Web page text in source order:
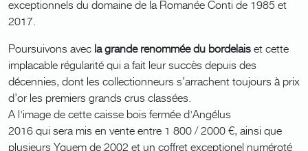
exceptionnels du domaine de la Romanée Conti de 1985 et
2017.
Poursuivons avec la grande renommée du bordelaisetcette
implacable régularité qui a fait leur succès depuis des
décennies, dont les collectionneurs s’arrachent toujours à prix
d’or les premiers grands crus classées.
A l'image de cette caisse bois fermée d'Angélus
2016 qui sera mis en vente entre 1 800 / 2000 €, ainsi que
plusieurs Yquem de 2002 et un coffret exceptionel numéroté